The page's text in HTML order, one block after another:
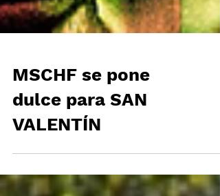
MSCHF se pone
dulce para SAN
VALENTÍN